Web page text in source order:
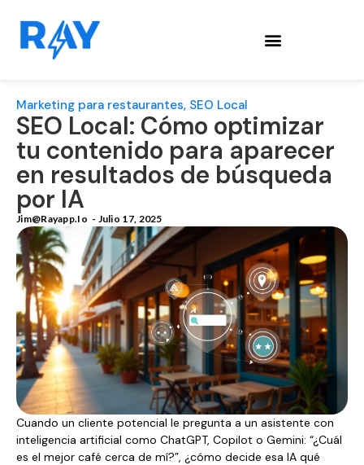
Marketing para restaurantes, SEO Local
SEO Local: Cómo optimizar
tu contenido para aparecer
en resultados de búsqueda
por IA
Jim@rayapp.io - Julio 17, 2025
Cuando un cliente potencial le pregunta a un asistente con
inteligencia artificial como ChatGPT, Copilot o Gemini: “¿Cuál
es el mejor café cerca de mí?”, ¿cómo decide esa IA qué